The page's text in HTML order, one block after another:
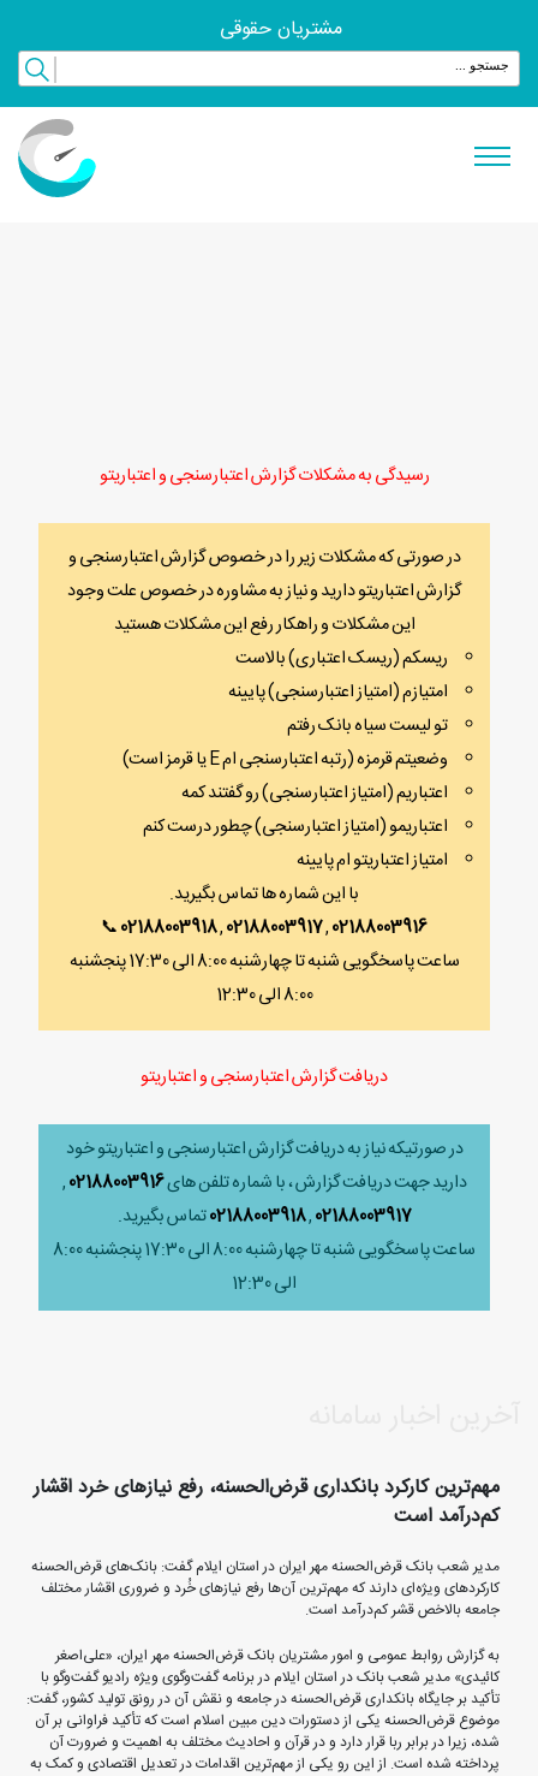
مشتریان حقوقی
رسیدگی به مشکلات گزارش اعتبارسنجی و اعتباریتو
در صورتی که مشکلات زیر را در خصوص گزارش اعتبارسنجی و
گزارش اعتباریتو دارید و نیاز به مشاوره در خصوص علت وجود
این مشکلات و راهکار رفع این مشکلات هستید
ریسکم (ریسک اعتباری) بالاست
امتیازم (امتیاز اعتبارسنجی) پایینه
تو لیست سیاه بانک رفتم
وضعیتم قرمزه (رتبه اعتبارسنجی ام E یا قرمز است)
اعتباریم (امتیاز اعتبارسنجی) رو گفتند کمه
اعتباریمو (امتیاز اعتبارسنجی) چطور درست کنم
امتیاز اعتباریتو ام پایینه
با این شماره ها تماس بگیرید.
02188003916
,
02188003917
,
02188003918
📞
ساعت پاسخگویی شنبه تا چهارشنبه 8:00 الی 17:30 پنجشنبه
8:00 الی 12:30
دریافت گزارش اعتبارسنجی و اعتباریتو
در صورتیکه نیاز به دریافت گزارش اعتبارسنجی و اعتباریتو خود
دارید جهت دریافت گزارش ، با شماره تلفن های02188003916
,
02188003917
,
02188003918تماس بگیرید.
ساعت پاسخگویی شنبه تا چهارشنبه 8:00 الی 17:30 پنجشنبه 8:00
الی 12:30
مهم‌ترین کارکرد بانکداری قرض‌الحسنه، رفع نیازهای خرد اقشار
کم‌درآمد است
مدیر شعب بانک قرض‌الحسنه مهر ایران در استان ایلام گفت: بانک‌های قرض‌الحسنه
کارکردهای ویژه‌ای دارند که مهم‌ترین آن‌ها رفع نیازهای خُرد و ضروری اقشار مختلف
جامعه بالاخص قشر کم‌درآمد است.
به گزارش روابط عمومی و امور مشتریان بانک قرض‌الحسنه مهر ایران، «علی‌اصغر
کائیدی» مدیر شعب بانک در استان ایلام در برنامه گفت‌وگوی ویژه رادیو گفت‌وگو با
تأکید بر جایگاه بانکداری قرض‌الحسنه در جامعه و نقش آن در رونق تولید کشور، گفت:
موضوع قرض‌الحسنه یکی از دستورات دین مبین اسلام است که تأکید فراوانی بر آن
شده، زیرا در برابر ربا قرار دارد و در قرآن و احادیث مختلف به اهمیت و ضرورت آن
پرداخته شده است. از این رو یکی از مهم‌ترین اقدامات در تعدیل اقتصادی و کمک به